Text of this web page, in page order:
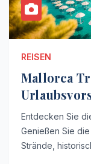
REISEN
Mallorca
Entdecken Sie
Genießen Sie
Strände,